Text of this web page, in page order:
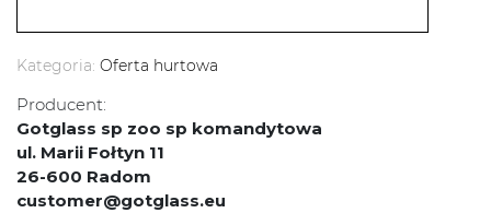
Kategoria: Oferta hurtowa
Producent:
Gotglass sp zoo sp komandytowa
ul. Marii Fołtyn 11
26-600 Radom
customer@gotglass.eu